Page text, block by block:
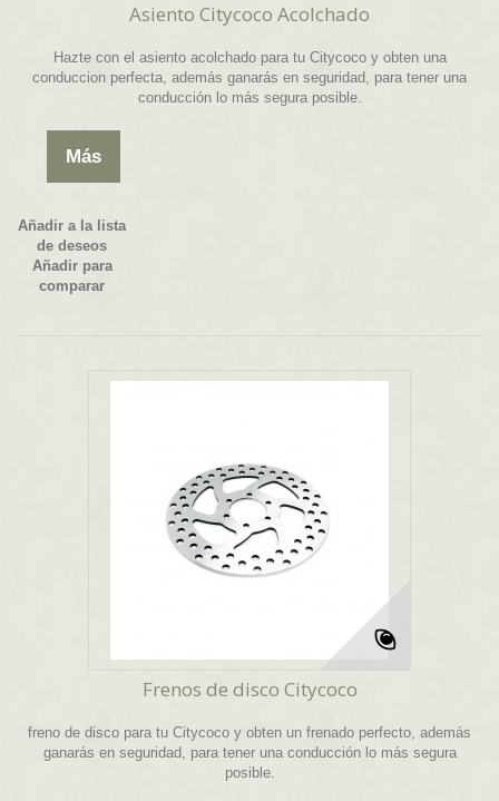
Asiento Citycoco Acolchado
Hazte con el asiento acolchado para tu Citycoco y obten una
conduccion perfecta, además ganarás en seguridad, para tener una
conducción lo más segura posible.
Más
Añadir a la lista
de deseos
Añadir para
comparar
Frenos de disco Citycoco
freno de disco para tu Citycoco y obten un frenado perfecto, además
ganarás en seguridad, para tener una conducción lo más segura
posible.